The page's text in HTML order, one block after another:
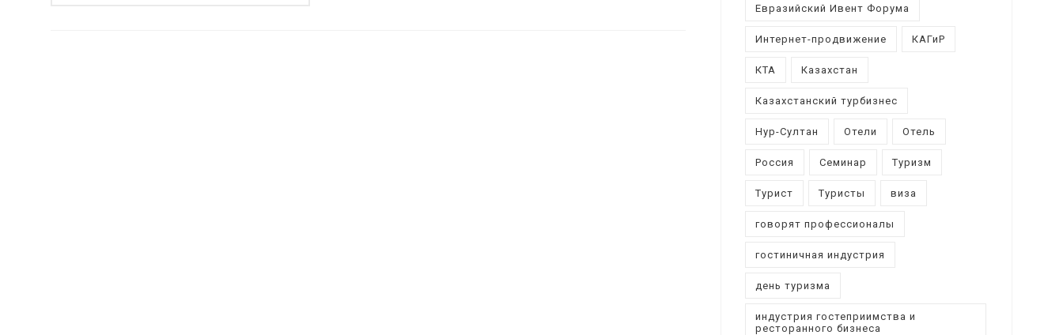
Евразийский Ивент Форума
Интернет-продвижение КАГиР
КТА Казахстан
Казахстанский турбизнес
Нур-Султан Отели Отель
Россия Семинар Туризм
Турист Туристы виза
говорят профессионалы
гостиничная индустрия
день туризма
индустрия гостеприимства и
ресторанного бизнеса